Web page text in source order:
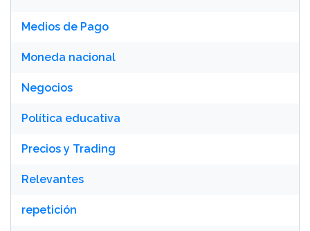
Medios de Pago
Moneda nacional
Negocios
Política educativa
Precios y Trading
Relevantes
repetición